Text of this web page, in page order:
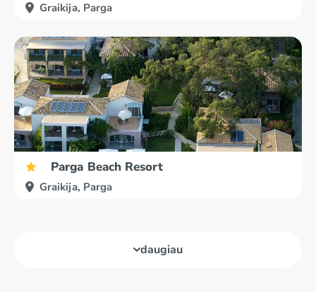
Graikija, Parga
Parga Beach Resort
Graikija, Parga
daugiau